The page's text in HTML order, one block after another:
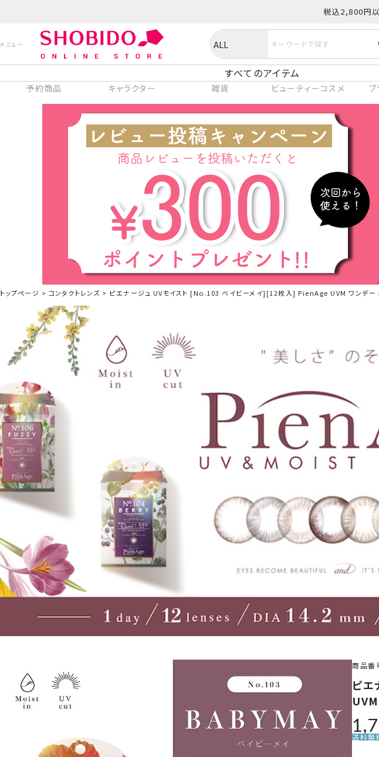
税込2,800円
すべてのアイテム
予約商品 キャラクター 雑貨 ビューティーコスメ ブ
トップページ コンタクトレンズ ピエナージュ UVモイスト [No.103 ベイビーメイ][12枚入] PienAge UVM ワンデー
商品番
ピ
送料無